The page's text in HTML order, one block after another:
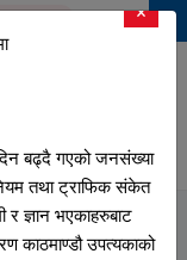
NAMS
×
बढ्दै गएको जनसंख्या
तथा ट्राफिक संकेत
र ज्ञान भएकाहरुबाट
काठमाण्डौ उपत्यकाको